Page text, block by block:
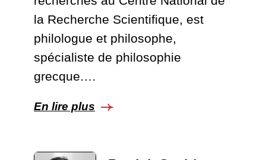
la Recherche Scientifique, est
philologue et philosophe,
spécialiste de philosophie
grecque.…
En lire plus